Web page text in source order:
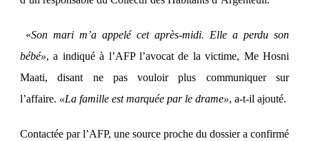
«Son mari m’a appelé cet après-midi. Elle a perdu son
bébé», a indiqué à l’AFP l’avocat de la victime, Me Hosni
Maati, disant ne pas vouloir plus communiquer sur
l’affaire. «La famille est marquée par le drame», a-t-il ajouté.
Contactée par l’AFP, une source proche du dossier a confirmé